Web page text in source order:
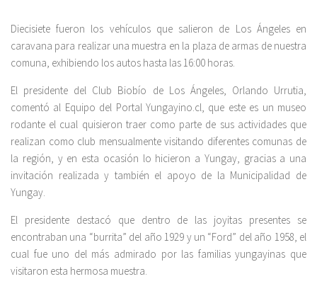
Diecisiete fueron los vehículos que salieron de Los Ángeles en
caravana para realizar una muestra en la plaza de armas de nuestra
comuna, exhibiendo los autos hasta las 16:00 horas.
El presidente del Club Biobío de Los Ángeles, Orlando Urrutia,
comentó al Equipo del Portal Yungayino.cl, que este es un museo
rodante el cual quisieron traer como parte de sus actividades que
realizan como club mensualmente visitando diferentes comunas de
la región, y en esta ocasión lo hicieron a Yungay, gracias a una
invitación realizada y también el apoyo de la Municipalidad de
Yungay.
El presidente destacó que dentro de las joyitas presentes se
encontraban una “burrita” del año 1929 y un “Ford” del año 1958, el
cual fue uno del más admirado por las familias yungayinas que
visitaron esta hermosa muestra.